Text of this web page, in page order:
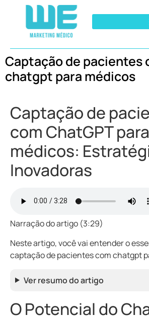
Captação de pacientes
chatgpt para médicos
Captação de
com ChatGPT para
médicos:
Inovadoras
Narração do artigo (3:29)
Neste artigo, você vai entender o
captação de pacientes com chatgpt
Ver resumo do artigo
O Potencial do